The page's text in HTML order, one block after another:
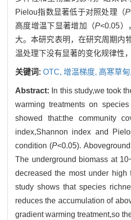
Pielou指数显著低于对照处理（P
高度增温下显著增加（P<0.05）
大。本研究表明，在研究周期内
温处理下没有显著的变化规律性
关键词: OTC, 增温梯度, 高寒草甸,
Abstract: In this study,we took
warming treatments on
showed that:the community
index,Shannon index and
condition (P<0.05).
The underground biomass at
decreased the most under high
study shows that species
reduces the accumulation of
gradient warming treatment,so